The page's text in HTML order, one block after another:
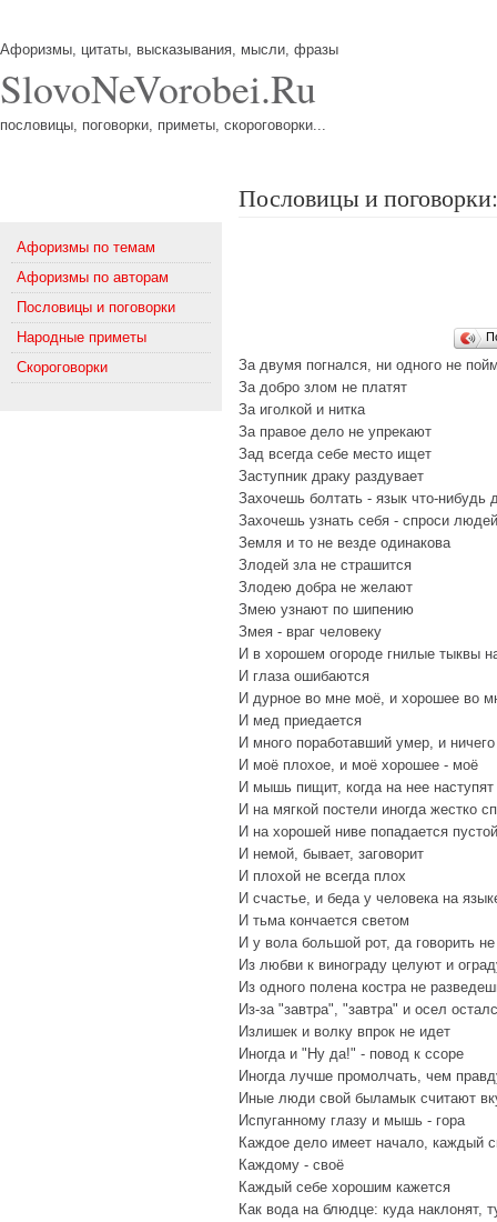
Афоризмы, цитаты, высказывания, мысли, фразы
SlovoNeVorobei.Ru
пословицы, поговорки, приметы, скороговорки...
Афоризмы по темам
Афоризмы по авторам
Пословицы и поговорки
Народные приметы
Скороговорки
Пословицы и
За двумя погнался, ни одного не
За добро злом не платят
За иголкой и нитка
За правое дело не упрекают
Зад всегда себе место ищет
Заступник драку раздувает
Захочешь болтать - язык что-нибудь
Захочешь узнать себя - спроси людей
Земля и то не везде одинакова
Злодей зла не страшится
Злодею добра не желают
Змею узнают по шипению
Змея - враг человеку
И в хорошем огороде гнилые тыквы
И глаза ошибаются
И дурное во мне моё, и хорошее во
И мед приедается
И много поработавший умер, и
И моё плохое, и моё хорошее - моё
И мышь пищит, когда на нее наступят
И на мягкой постели иногда жестко
И на хорошей ниве попадается
И немой, бывает, заговорит
И плохой не всегда плох
И счастье, и беда у человека на
И тьма кончается светом
И у вола большой рот, да говорить
Из любви к винограду целуют и
Из одного полена костра не
Из-за "завтра", "завтра" и осел
Излишек и волку впрок не идет
Иногда и "Ну да!" - повод к ссоре
Иногда лучше промолчать, чем
Иные люди свой быламык считают
Испуганному глазу и мышь - гора
Каждое дело имеет начало, каждый
Каждому - своё
Каждый себе хорошим кажется
Как вода на блюдце: куда наклонят,